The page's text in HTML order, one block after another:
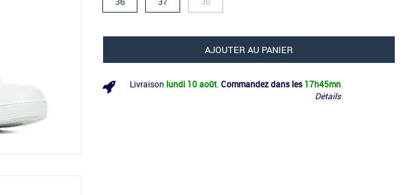
AJOUTER AU PANIER
Livraison lundi 10 août Commandez dans les 17h45mn
Détails